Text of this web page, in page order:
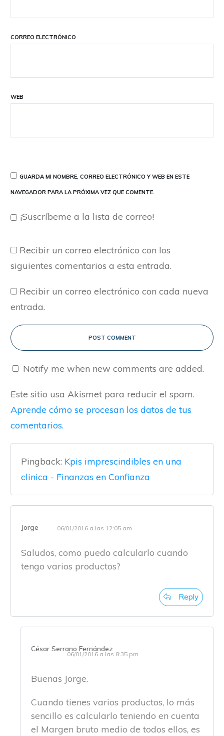
CORREO ELECTRÓNICO
WEB
GUARDA MI NOMBRE, CORREO ELECTRÓNICO Y WEB EN ESTE
NAVEGADOR PARA LA PRÓXIMA VEZ QUE COMENTE.
¡Suscríbeme a la lista de correo!
Recibir un correo electrónico con los
siguientes comentarios a esta entrada.
Recibir un correo electrónico con cada nueva
entrada.
POST COMMENT
Notify me when new comments are added.
Este sitio usa Akismet para reducir el spam.
Aprende cómo se procesan los datos de tus
comentarios.
Pingback: Kpis imprescindibles en una
clinica - Finanzas en Confianza
Jorge 06/01/2016 a las 12:05 am
Saludos, como puedo calcularlo cuando
tengo varios productos?
Reply
César Serrano Fernández
06/01/2016 a las 8:35 pm
Buenas Jorge.
Cuando tienes varios productos, lo más
sencillo es calcularlo teniendo en cuenta
el Margen bruto medio de todos ellos, es